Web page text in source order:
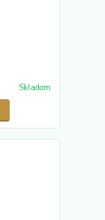
Skladom